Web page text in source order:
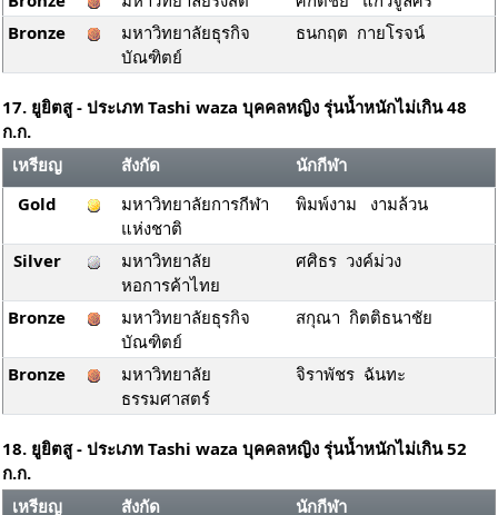
Bronze
มหาวิทยาลัยธุรกิจ
บัณฑิตย์
ธนกฤต กายโรจน์
17. ยูยิตสู - ประเภท Tashi waza บุคคลหญิง รุ่นน้ำหนักไม่เกิน 48
ก.ก.
เหรียญ
สังกัด
นักกีฬา
Gold
มหาวิทยาลัยการกีฬา
แห่งชาติ
พิมพ์งาม งามล้วน
Silver
มหาวิทยาลัย
หอการค้าไทย
ศศิธร วงค์ม่วง
Bronze
มหาวิทยาลัยธุรกิจ
บัณฑิตย์
สกุณา กิตติธนาชัย
Bronze
มหาวิทยาลัย
ธรรมศาสตร์
จิราพัชร ฉันทะ
18. ยูยิตสู - ประเภท Tashi waza บุคคลหญิง รุ่นน้ำหนักไม่เกิน 52
ก.ก.
เหรียญ
สังกัด นักกีฬา